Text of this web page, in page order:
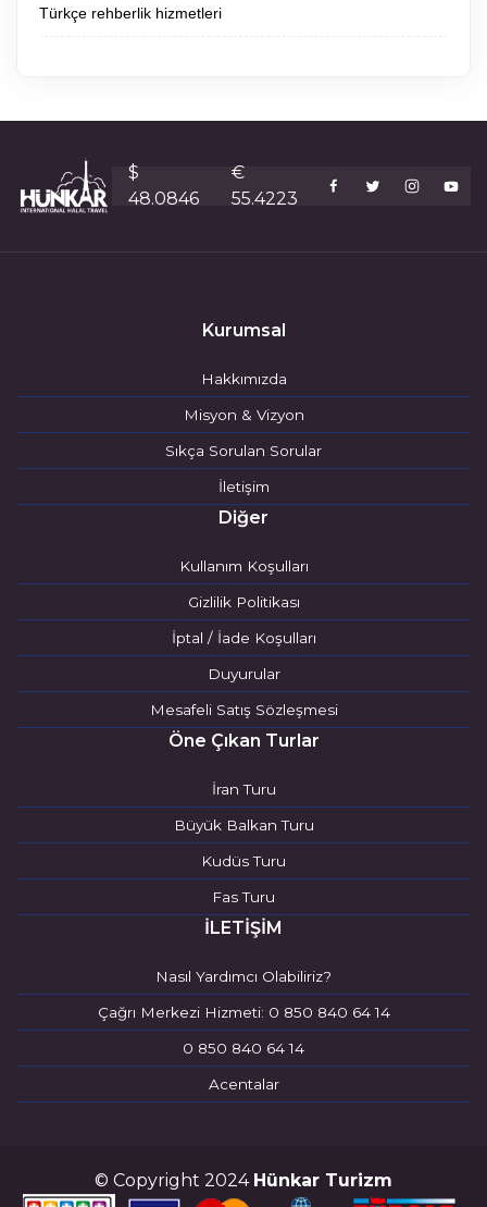
Türkçe rehberlik hizmetleri
$
48.0846
€
55.4223
Kurumsal
Hakkımızda
Misyon & Vizyon
Sıkça Sorulan Sorular
İletişim
Diğer
Kullanım Koşulları
Gizlilik Politikası
İptal / İade Koşulları
Duyurular
Mesafeli Satış Sözleşmesi
Öne Çıkan Turlar
İran Turu
Büyük Balkan Turu
Kudüs Turu
Fas Turu
İLETİŞİM
Nasıl Yardımcı Olabiliriz?
Çağrı Merkezi Hizmeti: 0 850 840 64 14
0 850 840 64 14
Acentalar
© Copyright 2024 Hünkar Turizm